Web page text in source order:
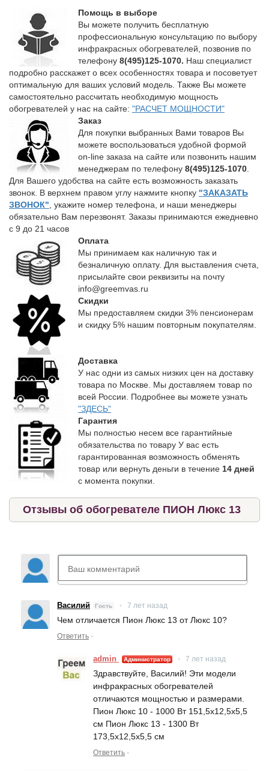
Помощь в выборе
Вы можете получить бесплатную
профессиональную консультацию по выбору
инфракрасных обогревателей, позвонив по
телефону 8(495)125-1070. Наш специалист
подробно расскажет о всех особенностях товара и посоветует
оптимальную для ваших условий модель. Также Вы можете
самостоятельно рассчитать необходимую мощность
обогревателей у нас на сайте: "РАСЧЕТ МОЩНОСТИ"
Заказ
Для покупки выбранных Вами товаров Вы
можете воспользоваться удобной формой
on-line заказа на сайте или позвонить нашим
менеджерам по телефону 8(495)125-1070.
Для Вашего удобства на сайте есть возможность заказать
звонок. В верхнем правом углу нажмите кнопку "ЗАКАЗАТЬ
ЗВОНОК", укажите номер телефона, и наши менеджеры
обязательно Вам перезвонят. Заказы принимаются ежедневно
с 9 до 21 часов
Оплата
Мы принимаем как наличную так и
безналичную оплату. Для выставления счета,
присылайте свои реквизиты на почту
info@greemvas.ru
Скидки
Мы предоставляем скидки 3% пенсионерам
и скидку 5% нашим повторным покупателям.
Доставка
У нас одни из самых низких цен на доставку
товара по Москве. Мы доставляем товар по
всей России. Подробнее вы можете узнать
"ЗДЕСЬ"
Гарантия
Мы полностью несем все гарантийные
обязательства по товару У вас есть
гарантированная возможность обменять
товар или вернуть деньги в течение 14 дней
с момента покупки.
Отзывы об обогревателе ПИОН Люкс 13
Василий Гость • 7 лет назад
Чем отличается Пион Люкс 13 от Люкс 10?
Ответить •
admin Администратор • 7 лет назад
Здравствуйте, Василий! Эти модели
инфракрасных обогревателей
отличаются мощностью и размерами.
Пион Люкс 10 - 1000 Вт 151,5x12,5x5,5
см Пион Люкс 13 - 1300 Вт
173,5x12,5x5,5 см
Ответить •